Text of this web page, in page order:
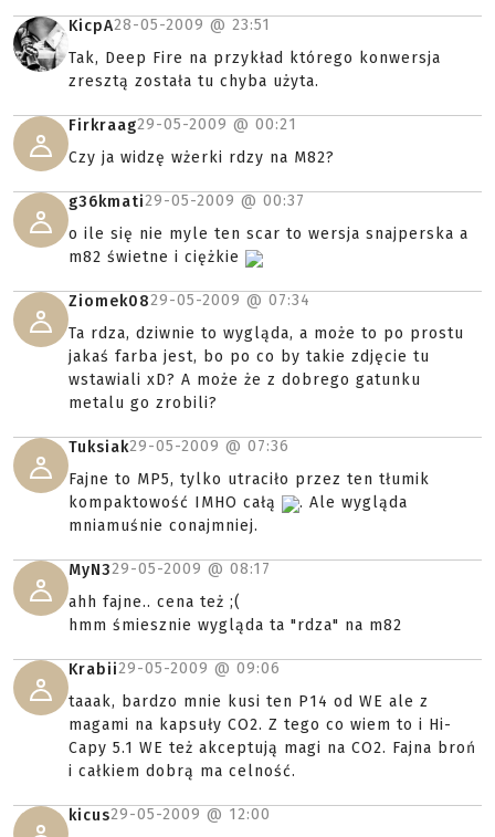
KicpA28-05-2009 @ 23:51
Tak, Deep Fire na przykład którego konwersja
zresztą została tu chyba użyta.
Firkraag29-05-2009 @ 00:21
Czy ja widzę wżerki rdzy na M82?
g36kmati29-05-2009 @ 00:37
o ile się nie myle ten scar to wersja snajperska a
m82 świetne i ciężkie
Ziomek0829-05-2009 @ 07:34
Ta rdza, dziwnie to wygląda, a może to po prostu
jakaś farba jest, bo po co by takie zdjęcie tu
wstawiali xD? A może że z dobrego gatunku
metalu go zrobili?
Tuksiak29-05-2009 @ 07:36
Fajne to MP5, tylko utraciło przez ten tłumik
kompaktowość IMHO całą
. Ale wygląda
mniamuśnie conajmniej.
MyN329-05-2009 @ 08:17
ahh fajne.. cena też ;(
hmm śmiesznie wygląda ta "rdza" na m82
Krabii29-05-2009 @ 09:06
taaak, bardzo mnie kusi ten P14 od WE ale z
magami na kapsuły CO2. Z tego co wiem to i Hi-
Capy 5.1 WE też akceptują magi na CO2. Fajna broń
i całkiem dobrą ma celność.
kicus29-05-2009 @ 12:00